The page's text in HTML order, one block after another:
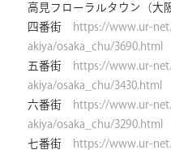
高見フローラルタウン（大
四番街
https://www.ur-
akiya/osaka_chu/3690.html
五番街
https://www.ur-
akiya/osaka_chu/3430.html
六番街
https://www.ur-
akiya/osaka_chu/3290.html
七番街
https://www.ur-